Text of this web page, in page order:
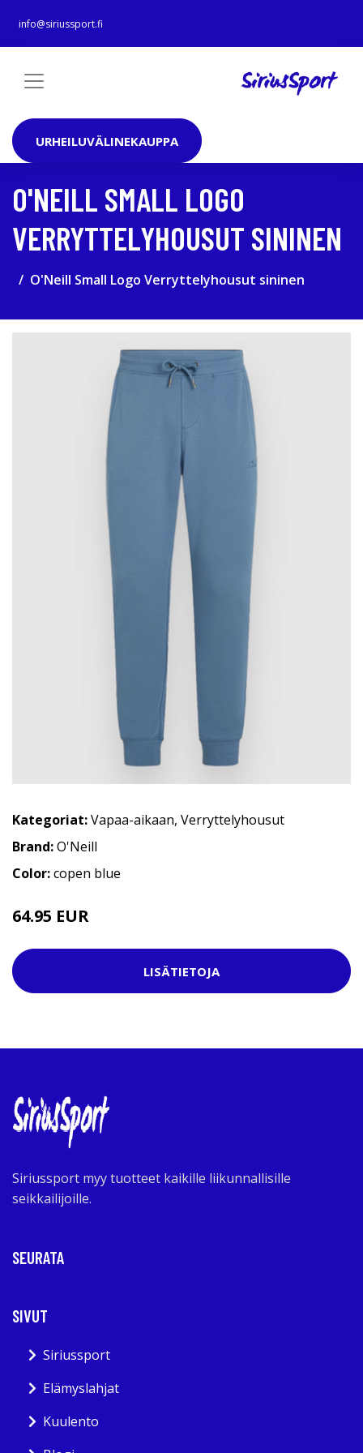
info@siriussport.fi
URHEILUVÄLINEKAUPPA
O'NEILL SMALL LOGO
VERRYTTELYHOUSUT SININEN
O'Neill Small Logo Verryttelyhousut sininen
Kategoriat:Vapaa-aikaan, Verryttelyhousut
Brand:O'Neill
Color:copen blue
64.95 EUR
LISÄTIETOJA
Siriussport myy tuotteet kaikille liikunnallisille
seikkailijoille.
SEURATA
SIVUT
Siriussport
Elämyslahjat
Kuulento